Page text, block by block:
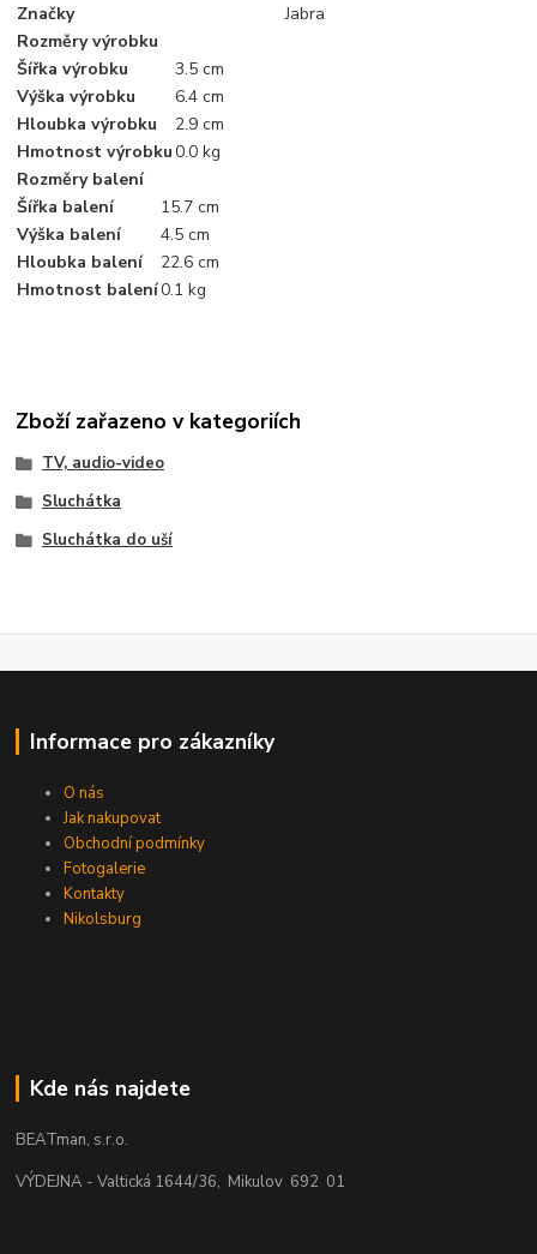
Značky
Jabra
Rozměry výrobku
Šířka výrobku
3.5 cm
Výška výrobku
6.4 cm
Hloubka výrobku
2.9 cm
Hmotnost výrobku0.0 kg
Rozměry balení
Šířka balení
15.7 cm
Výška balení
4.5 cm
Hloubka balení
22.6 cm
Hmotnost balení0.1 kg
Zboží zařazeno v kategoriích
TV, audio-video
Sluchátka
Sluchátka do uší
Informace pro zákazníky
O nás
Jak nakupovat
Obchodní podmínky
Fotogalerie
Kontakty
Nikolsburg
Kde nás najdete
BEATman, s.r.o.
VÝDEJNA - Valtická 1644/36, Mikulov 692 01